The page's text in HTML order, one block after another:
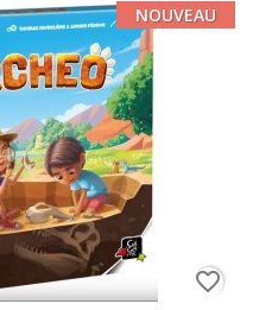
NOUVEAU
favorite_border